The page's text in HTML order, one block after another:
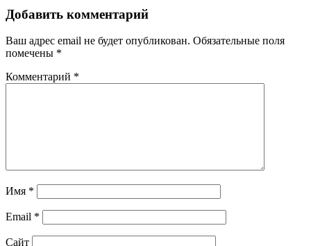
Добавить комментарий
Ваш адрес email не будет опубликован. Обязательные поля
помечены *
Комментарий *
Имя *
Email *
Сайт